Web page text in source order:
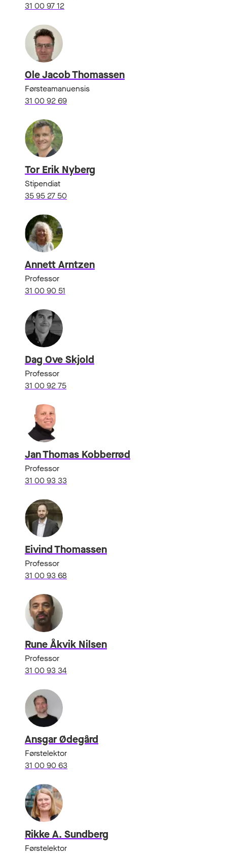
31 00 97 12
Ole Jacob Thomassen
Førsteamanuensis
31 00 92 69
Tor Erik Nyberg
Stipendiat
35 95 27 50
Annett Arntzen
Professor
31 00 90 51
Dag Ove Skjold
Professor
31 00 92 75
Jan Thomas Kobberrød
Professor
31 00 93 33
Eivind Thomassen
Professor
31 00 93 68
Rune Åkvik Nilsen
Professor
31 00 93 34
Ansgar Ødegård
Førstelektor
31 00 90 63
Rikke A. Sundberg
Førstelektor